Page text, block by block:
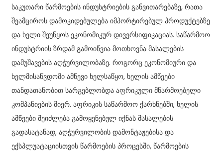
საკუთარი წარმოების ინდუსტრიების განვითარებაზე, რათა
შეამციროს დამოკიდებულება იმპორტირებულ პროდუქტებზე
და ხელი შეუწყოს ეკონომიკურ დივერსიფიკაციას. საწარმოო
ინდუსტრიის ზრდამ გამოიწვია მოთხოვნა მასალების
დამუშავების აღჭურვილობაზე. როგორც ეკონომიური და
ხელმისაწვდომი ამწევი ხელსაწყო, ხელის ამწეები
თანდათანობით სარგებლობდა აფრიკული მწარმოებელი
კომპანიების მიერ. აფრიკის საწარმოო ქარხნებში, ხელის
ამწეები შეიძლება გამოყენებულ იქნას მასალების
გადასატანად, აღჭურვილობის დამონტაჟებისა და
ექსპლუატაციისთვის წარმოების პროცესში, წარმოების